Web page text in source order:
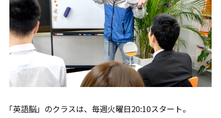
「英語脳」のクラスは、毎週火曜日20:10スタート。